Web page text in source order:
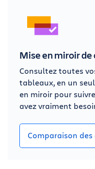
Mise en miroir de
Consultez toutes
tableaux, en un
en miroir pour
avez vraiment
Comparaison des